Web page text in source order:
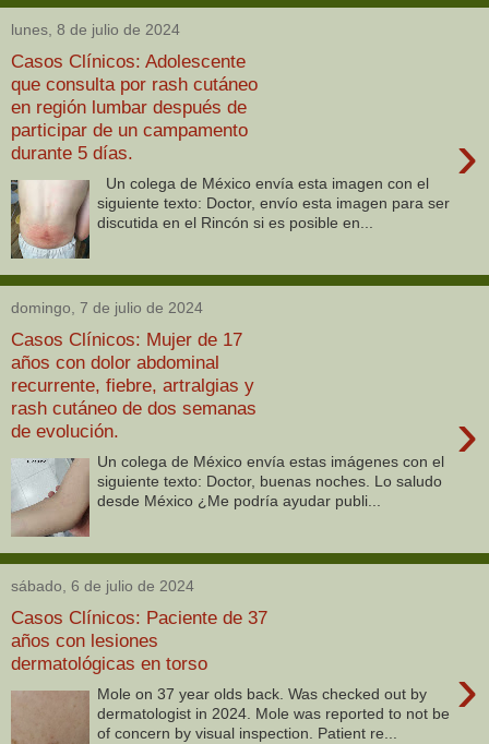
lunes, 8 de julio de 2024
Casos Clínicos: Adolescente
que consulta por rash cutáneo
en región lumbar después de
participar de un campamento
durante 5 días.
›
Un colega de México envía esta imagen con el
siguiente texto: Doctor, envío esta imagen para ser
discutida en el Rincón si es posible en...
domingo, 7 de julio de 2024
Casos Clínicos: Mujer de 17
años con dolor abdominal
recurrente, fiebre, artralgias y
rash cutáneo de dos semanas
de evolución.
›
Un colega de México envía estas imágenes con el
siguiente texto: Doctor, buenas noches. Lo saludo
desde México ¿Me podría ayudar publi...
sábado, 6 de julio de 2024
Casos Clínicos: Paciente de 37
años con lesiones
dermatológicas en torso
›
Mole on 37 year olds back. Was checked out by
dermatologist in 2024. Mole was reported to not be
of concern by visual inspection. Patient re...